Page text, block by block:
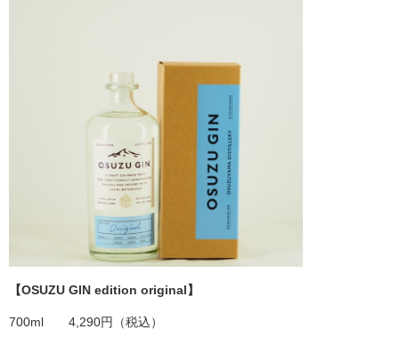
【OSUZU GIN edition original】
700ml 4,290円（税込）